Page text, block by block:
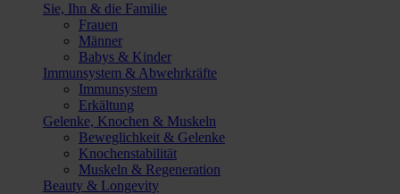
Sie, Ihn & die Familie
Frauen
Männer
Babys & Kinder
Immunsystem & Abwehrkräfte
Immunsystem
Erkältung
Gelenke, Knochen & Muskeln
Beweglichkeit & Gelenke
Knochenstabilität
Muskeln & Regeneration
Beauty & Longevity